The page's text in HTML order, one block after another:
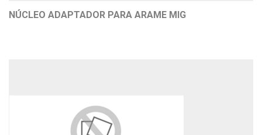
NÚCLEO ADAPTADOR PARA ARAME MIG